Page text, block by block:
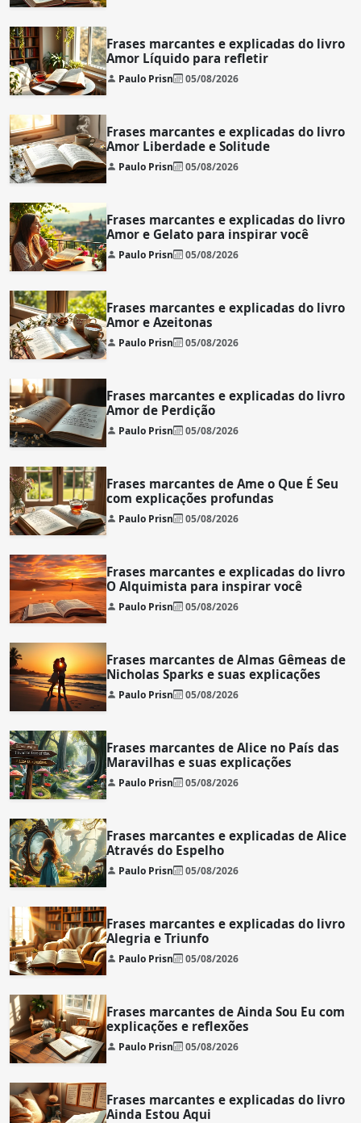
Frases marcantes e explicadas do livro
Amor Líquido para refletir
Paulo Prisn 05/08/2026
Frases marcantes e explicadas do livro
Amor Liberdade e Solitude
Paulo Prisn 05/08/2026
Frases marcantes e explicadas do livro
Amor e Gelato para inspirar você
Paulo Prisn 05/08/2026
Frases marcantes e explicadas do livro
Amor e Azeitonas
Paulo Prisn 05/08/2026
Frases marcantes e explicadas do livro
Amor de Perdição
Paulo Prisn 05/08/2026
Frases marcantes de Ame o Que É Seu
com explicações profundas
Paulo Prisn 05/08/2026
Frases marcantes e explicadas do livro
O Alquimista para inspirar você
Paulo Prisn 05/08/2026
Frases marcantes de Almas Gêmeas de
Nicholas Sparks e suas explicações
Paulo Prisn 05/08/2026
Frases marcantes de Alice no País das
Maravilhas e suas explicações
Paulo Prisn 05/08/2026
Frases marcantes e explicadas de Alice
Através do Espelho
Paulo Prisn 05/08/2026
Frases marcantes e explicadas do livro
Alegria e Triunfo
Paulo Prisn 05/08/2026
Frases marcantes de Ainda Sou Eu com
explicações e reflexões
Paulo Prisn 05/08/2026
Frases marcantes e explicadas do livro
Ainda Estou Aqui